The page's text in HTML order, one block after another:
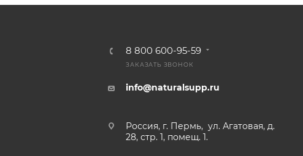
8 800 600-95-59
ЗАКАЗАТЬ ЗВОНОК
info@naturalsupp.ru
Россия, г. Пермь, ул. Агатовая, д.
28, стр. 1, помещ. 1.